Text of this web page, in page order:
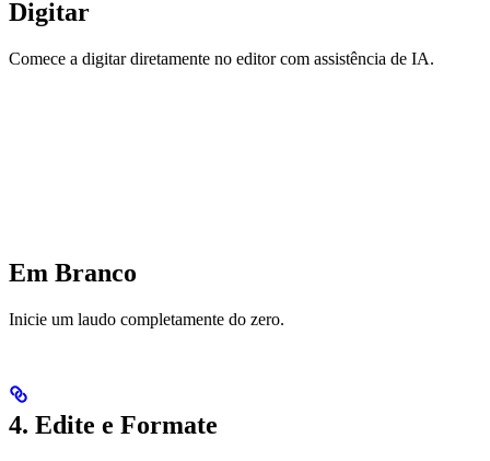
Digitar
Comece a digitar diretamente no editor com assistência de IA.
Em Branco
Inicie um laudo completamente do zero.
4. Edite e Formate